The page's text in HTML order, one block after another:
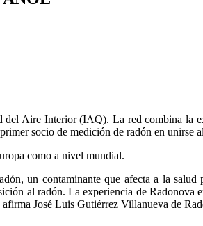
del Aire Interior (IAQ). La red combina la
socio de medición de radón en unirse
como a nivel mundial.
un contaminante que afecta a la salud
al radón. La experiencia de Radonova
José Luis Gutiérrez Villanueva de